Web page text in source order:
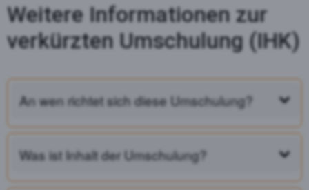
Weitere Informationen zur
verkürzten Umschulung (IHK)
An wen richtet sich diese Umschulung?
Was ist Inhalt der Umschulung?